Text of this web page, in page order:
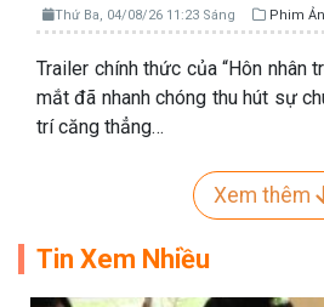
Thứ Ba, 04/08/26 11:23 Sáng Phim
Trailer chính thức của “Hôn nhân
mắt đã nhanh chóng thu hút sự
trí căng thẳng…
Xem thêm
Tin Xem Nhiều